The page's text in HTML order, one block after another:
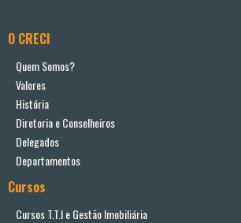
O CRECI
Quem Somos?
Valores
História
Diretoria e Conselheiros
Delegados
Departamentos
Cursos
Cursos T.T.I e Gestão Imobiliária